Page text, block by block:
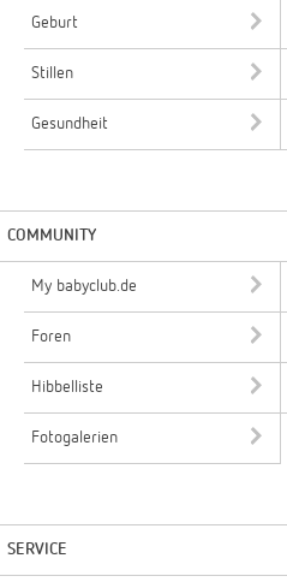
Geburt
Stillen
Gesundheit
COMMUNITY
My babyclub.de
Foren
Hibbelliste
Fotogalerien
SERVICE